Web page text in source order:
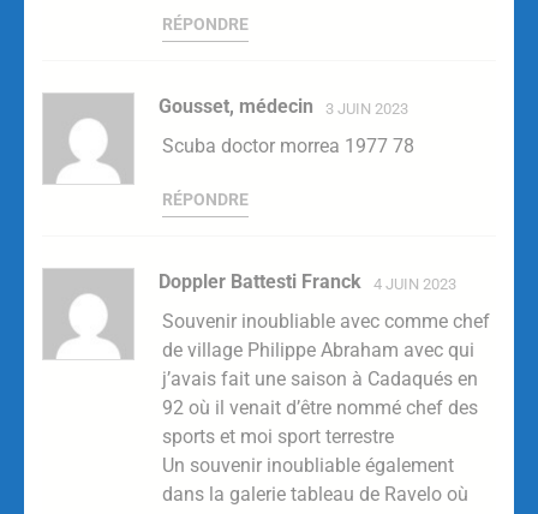
RÉPONDRE
Gousset, médecin 3 JUIN 2023
Scuba doctor morrea 1977 78
RÉPONDRE
Doppler Battesti Franck 4 JUIN 2023
Souvenir inoubliable avec comme chef
de village Philippe Abraham avec qui
j’avais fait une saison à Cadaqués en
92 où il venait d’être nommé chef des
sports et moi sport terrestre
Un souvenir inoubliable également
dans la galerie tableau de Ravelo où